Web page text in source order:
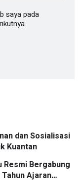
saya pada
dan Sosialisasi
Kuantan
Resmi Bergabung
Ajaran